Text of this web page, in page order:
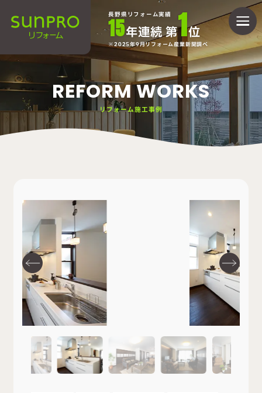
長野県リフォーム実績
15年連続 第1位
2025年9月リフォーム産業新聞調べ
REFORM WORKS
リフォーム施工事例